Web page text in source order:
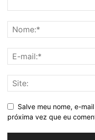
Salve meu nome, e-
próxima vez que eu